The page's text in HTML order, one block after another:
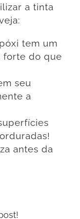
a tinta
tem um
forte do que
seu
a
antes da